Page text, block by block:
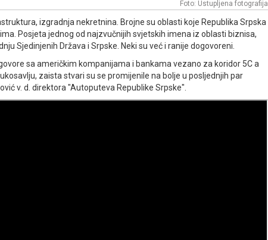
Foto: Ustupljena fotografija
izgradnja nekretnina. Brojne su oblasti koje Republika Srpska
Posjeta jednog od najzvučnijih svjetskih imena iz oblasti biznisa,
Sjedinjenih Država i Srpske. Neki su već i ranije dogovoreni.
sa američkim kompanijama i bankama vezano za koridor 5C a
zaista stvari su se promijenile na bolje u posljednjih par
v. d. direktora "Autoputeva Republike Srpske".